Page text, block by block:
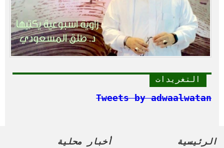
التغريدات
Tweets by adwaalwatan
الرئيسية أخبار محلية